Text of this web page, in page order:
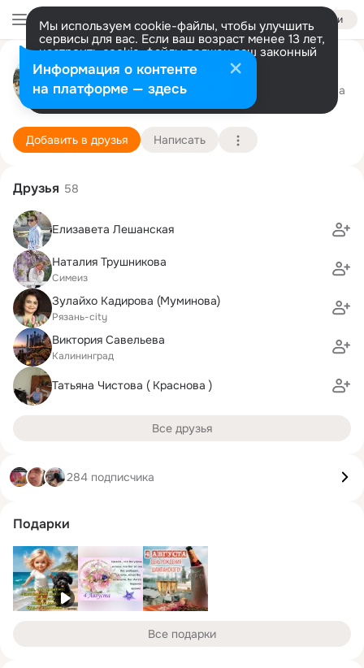
Войти
Мы используем cookie-файлы, чтобы улучшить
сервисы для вас. Если ваш возраст менее 13 лет,
настроить cookie-файлы должен ваш законный
представитель. Больше информации
Разрешить все Настроить
Татьяна Савельева
Беррингбро 6 декабря (78 лет)
18 школа
Подробнее
Добавить в друзья Написать
Друзья 58
Елизавета Лешанская
Наталия Трушникова
Симеиз
Зулайхо Кадирова (Муминова)
Рязань-city
Виктория Савельева
Калининград
Татьяна Чистова ( Краснова )
Все друзья
284 подписчика
Подарки
Все подарки
Информация о контенте
на платформе — здесь